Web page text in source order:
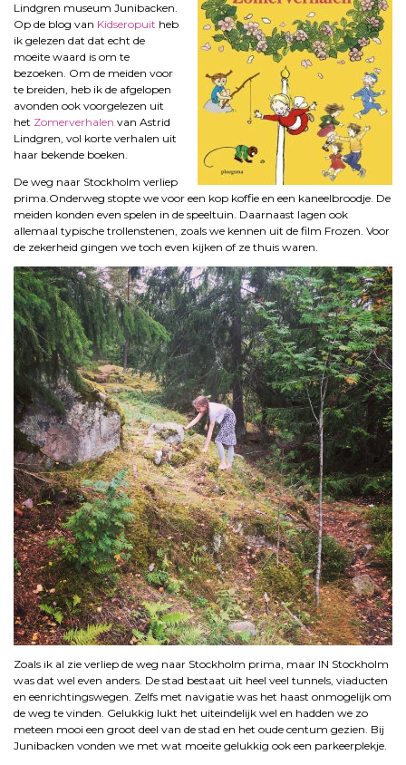
Lindgren museum Junibacken.
Op de blog van Kidseropuit heb
ik gelezen dat dat echt de
moeite waard is om te
bezoeken. Om de meiden voor
te breiden, heb ik de afgelopen
avonden ook voorgelezen uit
het Zomerverhalen van Astrid
Lindgren, vol korte verhalen uit
haar bekende boeken.
De weg naar Stockholm verliep
prima.Onderweg stopte we voor een kop koffie en een kaneelbroodje. De
meiden konden even spelen in de speeltuin. Daarnaast lagen ook
allemaal typische trollenstenen, zoals we kennen uit de film Frozen. Voor
de zekerheid gingen we toch even kijken of ze thuis waren.
Zoals ik al zie verliep de weg naar Stockholm prima, maar IN Stockholm
was dat wel even anders. De stad bestaat uit heel veel tunnels, viaducten
en eenrichtingswegen. Zelfs met navigatie was het haast onmogelijk om
de weg te vinden. Gelukkig lukt het uiteindelijk wel en hadden we zo
meteen mooi een groot deel van de stad en het oude centum gezien. Bij
Junibacken vonden we met wat moeite gelukkig ook een parkeerplekje.